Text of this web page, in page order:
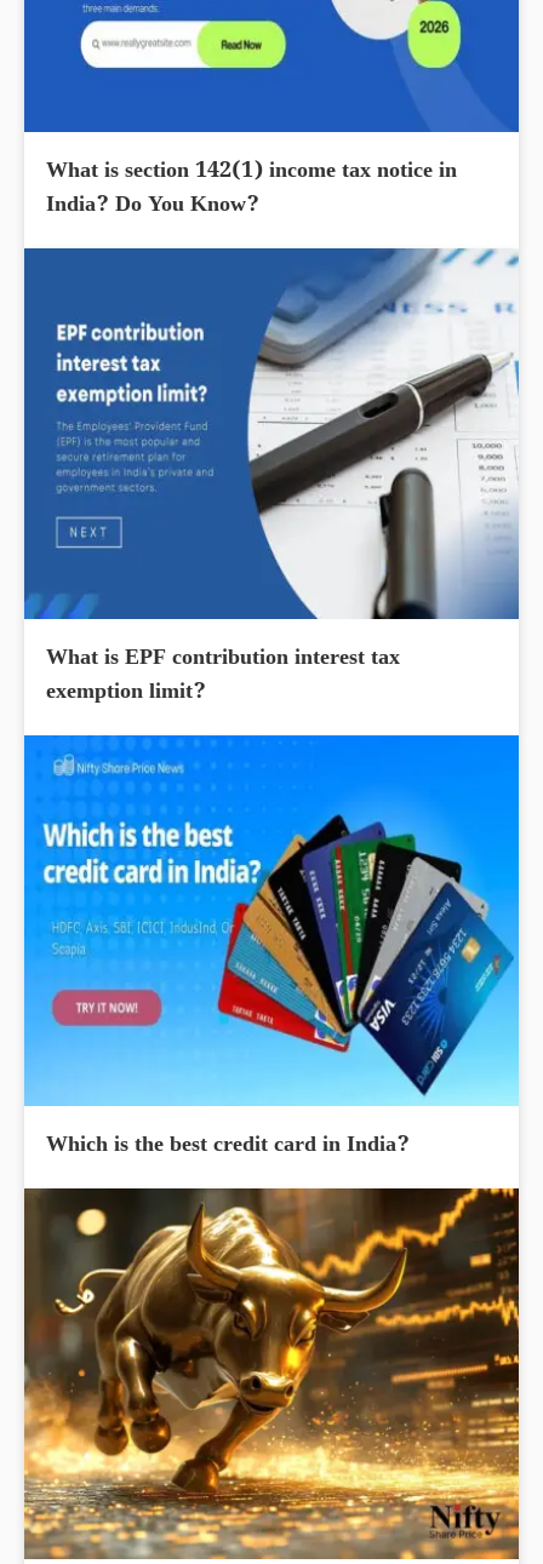
What is section 142(1) income tax notice in
India? Do You Know?
What is EPF contribution interest tax
exemption limit?
Which is the best credit card in India?